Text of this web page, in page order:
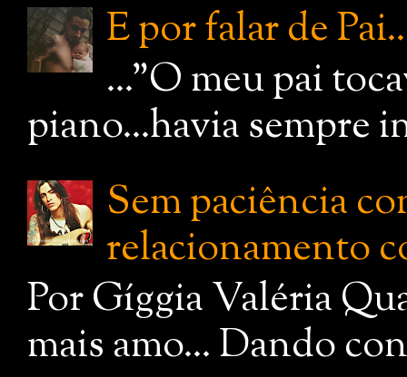
E por falar de
..."O meu pai
piano...havia sempre
Sem paciência
relacionamento
Por Gíggia Valéria
mais amo... Dando